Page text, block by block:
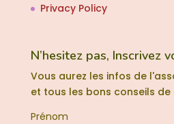
Privacy Policy
N’hesitez pas, Inscrivez
Vous aurez les infos de
et tous les bons conseils de
Prénom